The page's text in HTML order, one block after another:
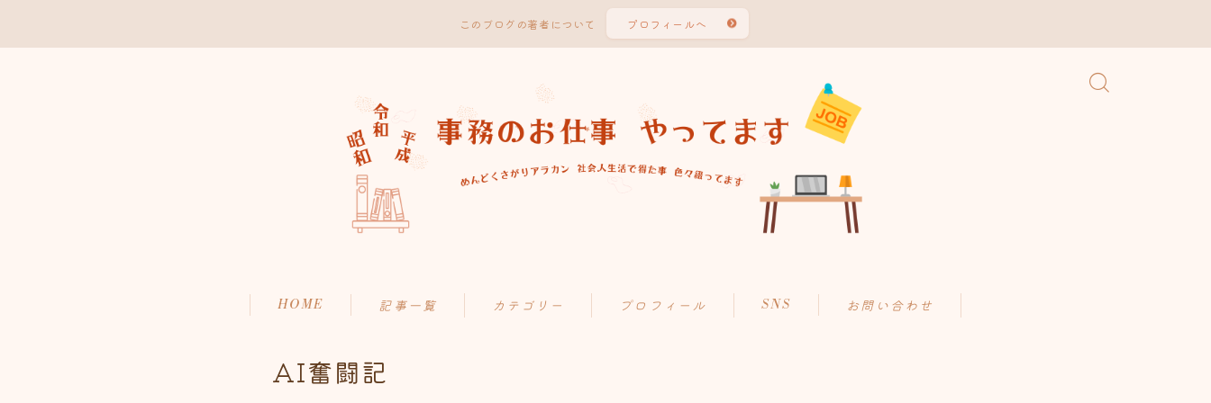
このブログの著者について プロフィールへ
HOME 記事一覧 カテゴリー プロフィール SNS お問い合わせ
AI奮闘記